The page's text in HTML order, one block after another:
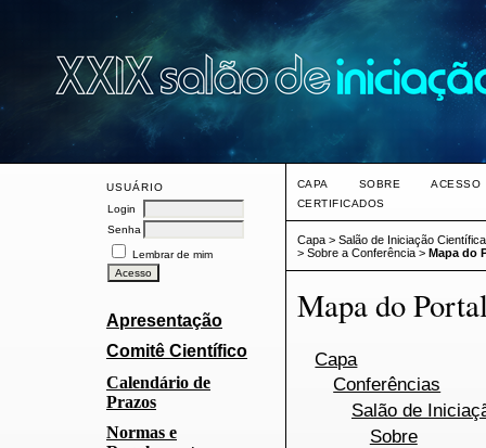
USUÁRIO
Login
Senha
Lembrar de mim
Apresentação
Comitê Científico
Calendário de
Prazos
Normas e
CAPA SOBRE
ACESSO
CERTIFICADOS
Capa> Salão de Iniciação
> Sobre a Conferência> Mapa do
Mapa do
Capa
Conferências
Salão de
Sobre